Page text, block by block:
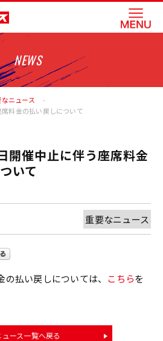
NEWS
ニュース
料金の払い戻しについて
開催中止に伴う座席料金
いて
重要なニュース
払い戻しについては、 こちらを
ュース一覧へ戻る